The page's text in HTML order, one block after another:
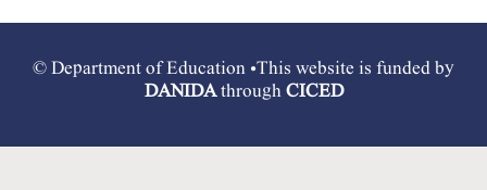
© Department of Education •This website is funded by
DANIDAthroughCICED